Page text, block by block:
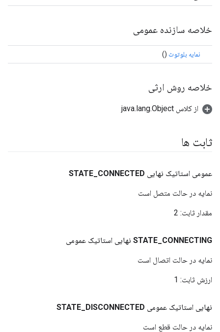
خلاصه سازنده عمومی
نمایه بلوتوث ()
خلاصه روش ارثی
از کلاس java.lang.Object
ثابت ها
عمومی استاتیک نهایی STATE CONNECTED
نمایه در حالت متصل است
مقدار ثابت: 2
STATE CONNECTING نهایی استاتیک عمومی
نمایه در حالت اتصال است
ارزش ثابت: 1
نهایی استاتیک عمومی STATE DISCONNECTED
نمایه در حالت قطع است